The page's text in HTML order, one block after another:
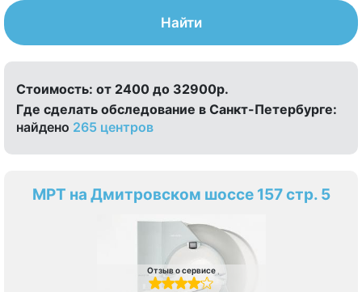
Найти
Стоимость: от 2400 до 32900р.
Где сделать обследование в Санкт-Петербурге:
найдено 265 центров
МРТ на Дмитровском шоссе 157 стр. 5
Отзыв о сервисе